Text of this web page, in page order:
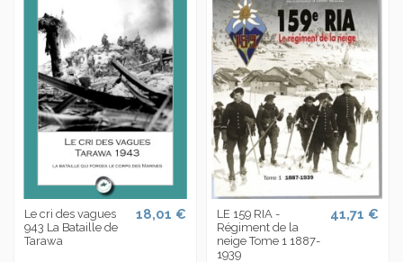
Le cri des vagues
943 La Bataille de
Tarawa
18,01 €
LE 159 RIA -
Régiment de la
neige Tome 1 1887-
1939
41,71 €